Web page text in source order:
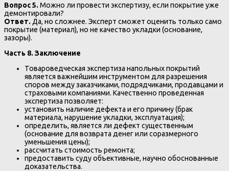
Вопрос 5.Можно ли провести экспертизу, если покрытие уже
демонтировали?
Ответ. Да, но сложнее. Эксперт сможет оценить только само
покрытие (материал), но не качество укладки (основание,
зазоры).
Часть 8. Заключение
Товароведческая экспертиза напольных покрытий
является важнейшим инструментом для разрешения
споров между заказчиками, подрядчиками, продавцами и
страховыми компаниями. Качественно проведенная
экспертиза позволяет:
установить наличие дефекта и его причину (брак
материала, нарушение укладки, эксплуатация);
определить, является ли дефект существенным
(основание для возврата денег или соразмерного
уменьшения цены);
рассчитать стоимость ремонта;
предоставить суду объективные, научно обоснованные
доказательства.